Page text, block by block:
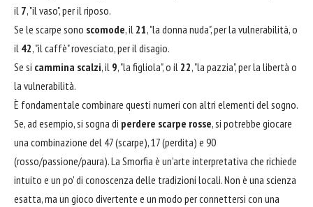
il 7, "il vaso", per il riposo.
Se le scarpe sono scomode, il 21, "la donna nuda", per la vulnerabilità, o
il 42, "il caffè" rovesciato, per il disagio.
Se si cammina scalzi, il 9, "la figliola", o il 22, "la pazzia", per la libertà o
la vulnerabilità.
È fondamentale combinare questi numeri con altri elementi del sogno.
Se, ad esempio, si sogna di perdere scarpe rosse, si potrebbe giocare
una combinazione del 47 (scarpe), 17 (perdita) e 90
(rosso/passione/paura). La Smorfia è un'arte interpretativa che richiede
intuito e un po' di conoscenza delle tradizioni locali. Non è una scienza
esatta, ma un gioco divertente e un modo per connettersi con una